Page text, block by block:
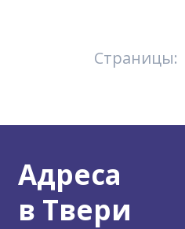
Страницы:
Адреса
в Твери